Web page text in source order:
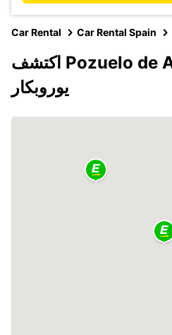
Car Rental Car Rental Spain
اكتشف Pozuelo de Alarcón مع
يوروبكار